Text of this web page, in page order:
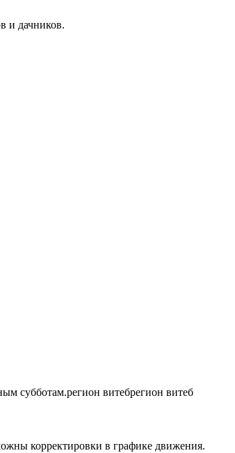
и дачников.
субботам.регион витебрегион витеб
корректировки в графике движения.